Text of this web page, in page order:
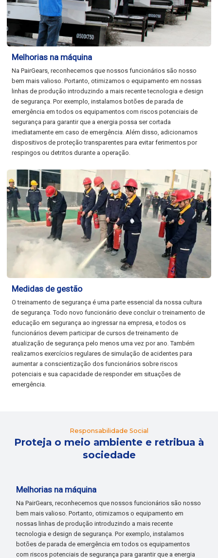
Melhorias na máquina
Na PairGears, reconhecemos que nossos funcionários são nosso
bem mais valioso. Portanto, otimizamos o equipamento em nossas
linhas de produção introduzindo a mais recente tecnologia e design
de segurança. Por exemplo, instalamos botões de parada de
emergência em todos os equipamentos com riscos potenciais de
segurança para garantir que a energia possa ser cortada
imediatamente em caso de emergência. Além disso, adicionamos
dispositivos de proteção transparentes para evitar ferimentos por
respingos ou detritos durante a operação.
Medidas de gestão
O treinamento de segurança é uma parte essencial da nossa cultura
de segurança. Todo novo funcionário deve concluir o treinamento de
educação em segurança ao ingressar na empresa, e todos os
funcionários devem participar de cursos de treinamento de
atualização de segurança pelo menos uma vez por ano. Também
realizamos exercícios regulares de simulação de acidentes para
aumentar a conscientização dos funcionários sobre riscos
potenciais e sua capacidade de responder em situações de
emergência.
Responsabilidade Social
Proteja o meio ambiente e retribua à
sociedade
Melhorias na máquina
Na PairGears, reconhecemos que nossos funcionários são nosso
bem mais valioso. Portanto, otimizamos o equipamento em
nossas linhas de produção introduzindo a mais recente
tecnologia e design de segurança. Por exemplo, instalamos
botões de parada de emergência em todos os equipamentos
com riscos potenciais de segurança para garantir que a energia